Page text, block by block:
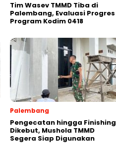
Tim Wasev TMMD Tiba di
Palembang, Evaluasi Progres
Program Kodim 0418
Palembang
Pengecatan hingga Finishing
Dikebut, Mushola TMMD
Segera Siap Digunakan